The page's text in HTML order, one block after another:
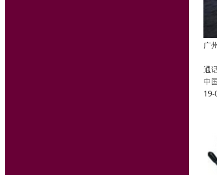
广
通
中
19-